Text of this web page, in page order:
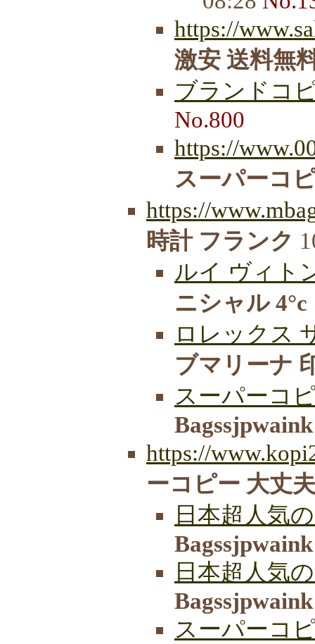
https://
激安 送料無
ブランドコ
No.800
https://
スーパーコ
https://
時計 フランク
ルイ ヴィト
ニシャル 4°c
ロレックス
ブマリーナ
スーパーコ
Bagssjpwaink
https://
ーコピー 大丈
日本超人気
Bagssjpwaink
日本超人気
Bagssjpwaink
スーパーコ